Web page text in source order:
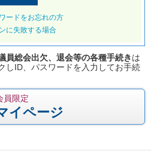
ードをお忘れの方
に失敗する場合
員総会出欠、退会等の各種手続きは
しID、パスワードを入力してお手続
員限定
イページ